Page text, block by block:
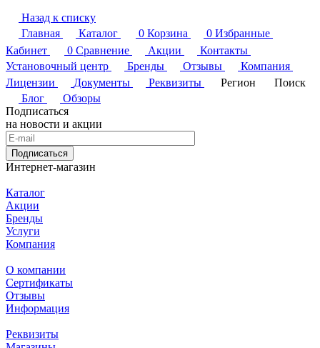
Назад к списку
Главная
Каталог 0 Корзина 0 Избранные
Кабинет
0 Сравнение Акции
Контакты
Установочный центр
Бренды Отзывы
Компания
Лицензии
Документы Реквизиты Регион
Поиск
Блог
Обзоры
Подписаться
на новости и акции
Подписаться
Интернет-магазин
Каталог
Акции
Бренды
Услуги
Компания
О компании
Сертификаты
Отзывы
Информация
Реквизиты